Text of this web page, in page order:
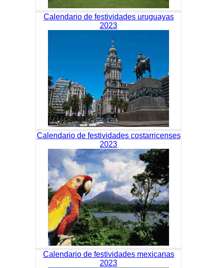
Calendario de festividades uruguayas
2023
Calendario de festividades costarricenses
2023
Calendario de festividades mexicanas
2023